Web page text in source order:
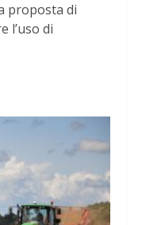
proposta di
l’uso di